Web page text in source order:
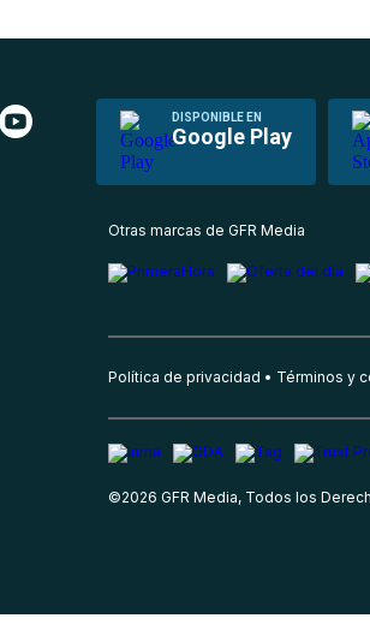
DISPONIBLE EN
Google Play
Otras marcas de GFR Media
Política de privacidad Términos y
©2026 GFR Media, Todos los